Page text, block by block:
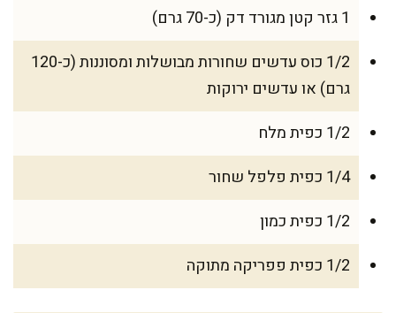
1 גזר קטן מגורד דק (כ-70 גרם)
1/2 כוס עדשים שחורות מבושלות ומסוננות (כ-120
גרם) או עדשים ירוקות
1/2 כפית מלח
1/4 כפית פלפל שחור
1/2 כפית כמון
1/2 כפית פפריקה מתוקה